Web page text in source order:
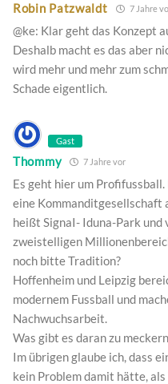
Robin Patzwaldt 7 Jahre
@ke: Klar geht das Konzept
Deshalb macht es das aber
wird mehr und mehr zum
Schade eigentlich.
Gast
Thommy 7 Jahre vor
Es geht hier um
eine Kommanditgesellschaft
heißt SignaI- Iduna-Park
zweistelligen
noch bitte Tradition?
Hoffenheim und Leipzig
modernem Fussball und
Nachwuchsarbeit.
Was gibt es daran zu
Im übrigen glaube ich, dass
kein Problem damit hätte,